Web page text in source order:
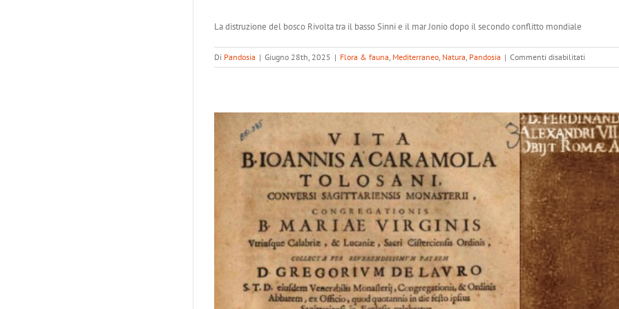
La distruzione del bosco Rivolta tra il basso Sinni e il mar Jonio dopo il secondo conflitto mondiale
Di Pandosia | Giugno 28th, 2025 | Flora & fauna Mediterraneo Natura Pandosia | Commenti disabilitati
Il